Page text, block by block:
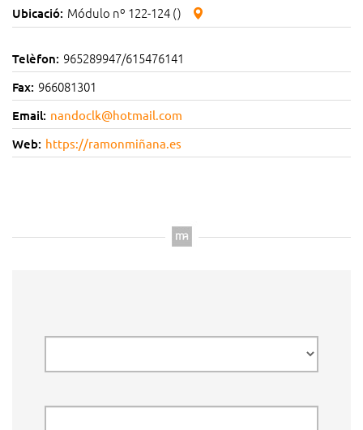
Ubicació: Módulo nº 122-124 ()
Telèfon: 965289947/615476141
Fax: 966081301
Email: nandoclk@hotmail.com
Web: https://ramonmiñana.es